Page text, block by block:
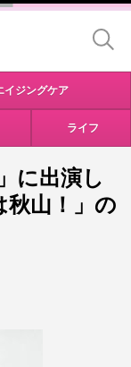
イジングケア
ライフ
に出演し
秋山！」の